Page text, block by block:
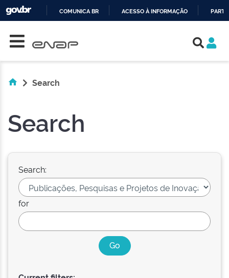
COMUNICA BR ACESSO À INFORMAÇÃO
Search
Search
Search:
for